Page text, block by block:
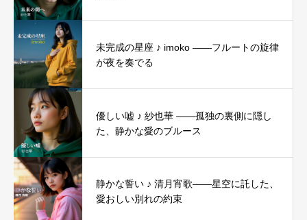
未完成の星座 ♪ imoko ――フルートの旋律
が夜を奏でる
優しい嘘 ♪ 紗也華 ――孤独の裏側に隠し
た、静かな愛のブルース
静かな誓い ♪ 清月宵歌――星空に託した、
愛おしい別れの約束